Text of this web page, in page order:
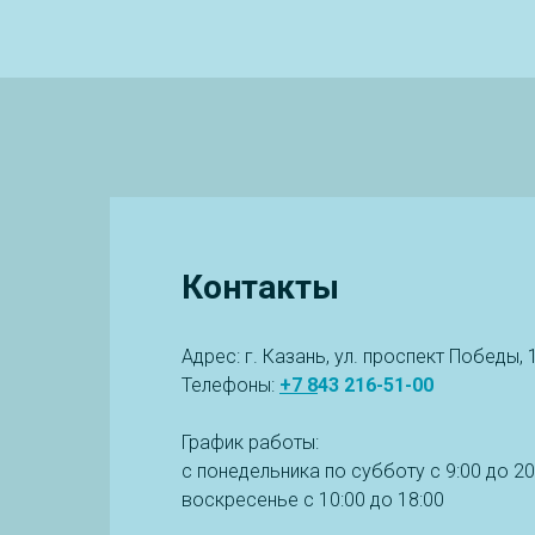
Контакты
Адрес: г. Казань, ул. проспект Победы,
Телефоны: +7 843 216-51-00
График работы:
с понедельника по субботу с 9:00 до
воскресенье с 10:00 до 18:00